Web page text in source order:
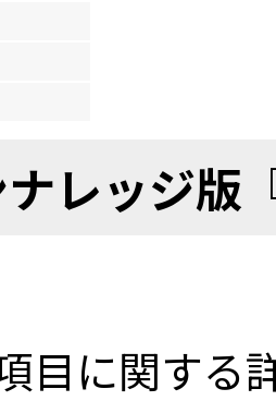
レッジ版
目に関する